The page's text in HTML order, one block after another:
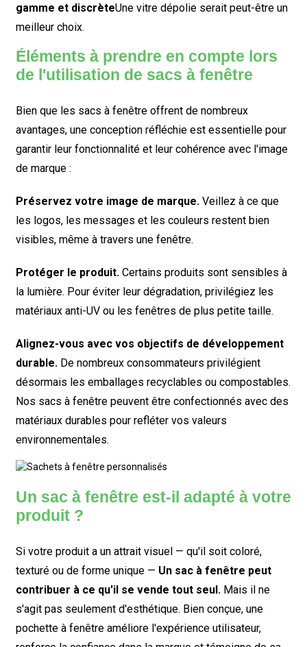
gamme et discrèteUne vitre dépolie serait peut-être un
meilleur choix.
Éléments à prendre en compte lors
de l'utilisation de sacs à fenêtre
Bien que les sacs à fenêtre offrent de nombreux
avantages, une conception réfléchie est essentielle pour
garantir leur fonctionnalité et leur cohérence avec l'image
de marque :
Préservez votre image de marque. Veillez à ce que
les logos, les messages et les couleurs restent bien
visibles, même à travers une fenêtre.
Protéger le produit. Certains produits sont sensibles à
la lumière. Pour éviter leur dégradation, privilégiez les
matériaux anti-UV ou les fenêtres de plus petite taille.
Alignez-vous avec vos objectifs de développement
durable. De nombreux consommateurs privilégient
désormais les emballages recyclables ou compostables.
Nos sacs à fenêtre peuvent être confectionnés avec des
matériaux durables pour refléter vos valeurs
environnementales.
Un sac à fenêtre est-il adapté à votre
produit ?
Si votre produit a un attrait visuel — qu'il soit coloré,
texturé ou de forme unique — Un sac à fenêtre peut
contribuer à ce qu'il se vende tout seul. Mais il ne
s'agit pas seulement d'esthétique. Bien conçue, une
pochette à fenêtre améliore l'expérience utilisateur,